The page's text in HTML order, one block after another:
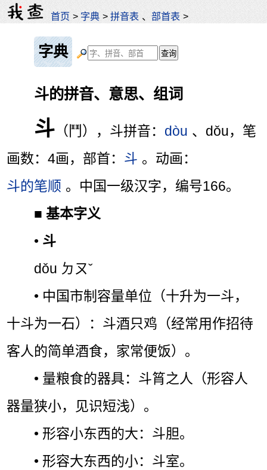
首页 > 字典 >拼音表 、部首表 >
字典
斗的拼音、意思、组词
斗 （鬥），斗拼音： dòu 、dǒu，笔
画数：4画，部首： 斗 。动画：
斗的笔顺 。中国一级汉字，编号166。
■基本字义
• 斗
dǒu ㄉㄡˇ
• 中国市制容量单位（十升为一斗，
十斗为一石）：斗酒只鸡（经常用作招待
客人的简单酒食，家常便饭）。
• 量粮食的器具：斗筲之人（形容人
器量狭小，见识短浅）。
• 形容小东西的大：斗胆。
• 形容大东西的小：斗室。